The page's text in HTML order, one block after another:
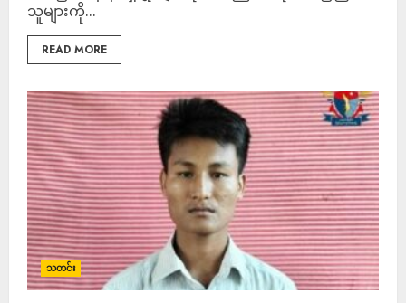
သူများကို...
READ MORE
သတင်း